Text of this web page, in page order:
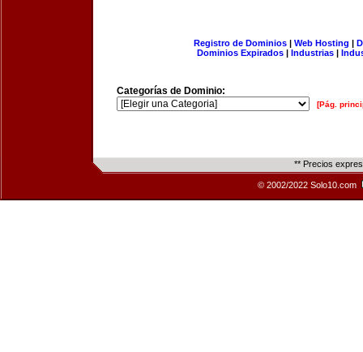
Registro de Dominios| Web Hosting |
Dominios Expirados | Industrias |
Categorías de Dominio:
[Pág.
** Precios
© 2002/2022 Solo10.com